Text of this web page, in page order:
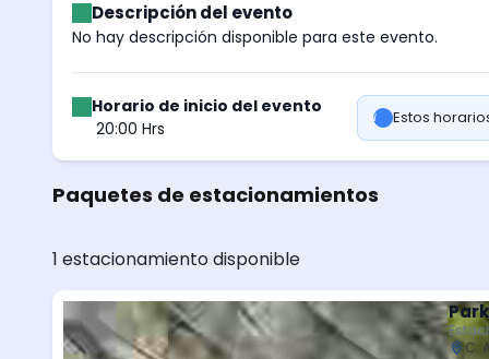
Descripción del evento
No hay descripción disponible para este evento.
Horario de inicio del evento
20:00 Hrs
Estos
Paquetes de estacionamientos
1 estacionamiento disponible
C.